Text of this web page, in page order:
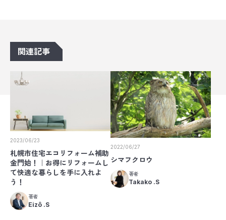
関連記事
2023/06/23
札幌市住宅エコリフォーム補助
金門始！｜お得にリフォームし
て快適な暮らしを手に入れよ
う！
著者
Eizô .S
2022/06/27
シマフクロウ
著者
Takako .S